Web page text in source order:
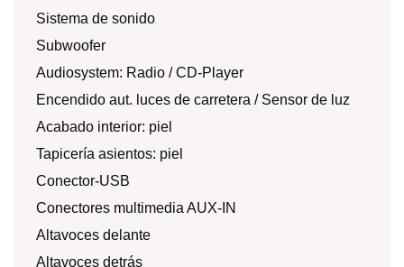
Sistema de sonido
Subwoofer
Audiosystem: Radio / CD-Player
Encendido aut. luces de carretera / Sensor de luz
Acabado interior: piel
Tapicería asientos: piel
Conector-USB
Conectores multimedia AUX-IN
Altavoces delante
Altavoces detrás